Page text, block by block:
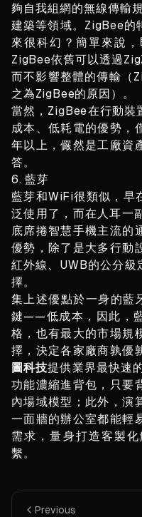
夠自我組網的無線傳輸
建築等領域。ZigBee的
來很科幻？簡單來說
ZigBee依舊可以透過
而不影響整體的傳輸（
之為ZigBee的原因）。
當然，ZigBee在行動裝
成本、低耗電的優勢，
年以上，儼然是工廠資
答。
6. 藍芽
藍芽和WiFi很類似，早
泛使用了，而在人耳一
底席捲智慧手機主流的
優勢，除了是大多行動
紅外線、UWB的公分級
擇。
集上述優點於一身的藍
鍵——低成本，因此，
格，也有最大的市場規
擇，決定各家廠商孰優
圖科技提供業界最快速
功能濃縮進背包，只要
內場域模型；此外，演
一面牆的辦公室都能輕
需求，量身打造客製
繫。
Previous